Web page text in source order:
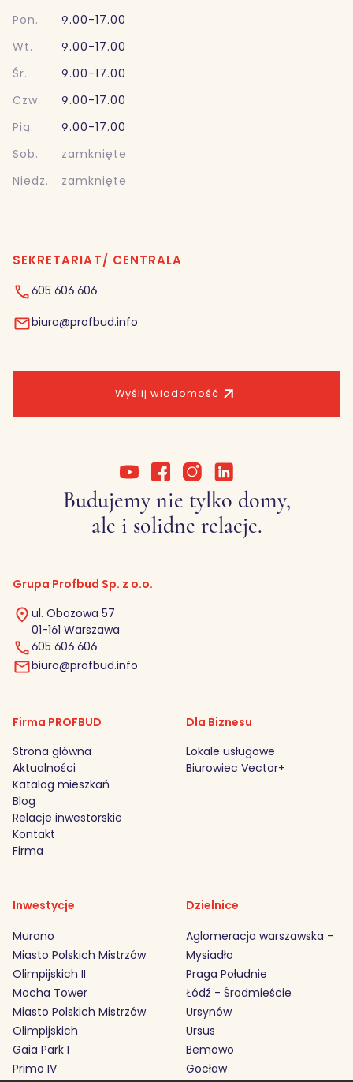
Wyślij wiadomość
Pon.
9.00-17.00
Wt.
9.00-17.00
Śr.
9.00-17.00
Czw.
9.00-17.00
Pią.
9.00-17.00
Sob.
zamknięte
Niedz.
zamknięte
SEKRETARIAT/ CENTRALA
605 606 606
biuro@profbud.info
Budujemy nie tylko domy,
ale i solidne relacje.
Grupa Profbud Sp. z o.o.
ul. Obozowa 57
01-161 Warszawa
605 606 606
biuro@profbud.info
Firma PROFBUD
Strona główna
Aktualności
Katalog mieszkań
Blog
Relacje inwestorskie
Kontakt
Firma
Dla Biznesu
Lokale usługowe
Biurowiec Vector+
Inwestycje
Murano
Miasto Polskich Mistrzów
Olimpijskich II
Mocha Tower
Miasto Polskich Mistrzów
Olimpijskich
Gaia Park I
Primo IV
Dzielnice
Aglomeracja warszawska -
Mysiadło
Praga Południe
Łódź - Środmieście
Ursynów
Ursus
Bemowo
Gocław